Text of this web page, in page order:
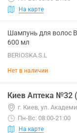
На карте
Шампунь для волос
600 мл
BERIOSKA.S.L
Нет в наличии
Киев Аптека №32
г. Киев, ул.
Пн-Вс: 08:00-21:00
На карте